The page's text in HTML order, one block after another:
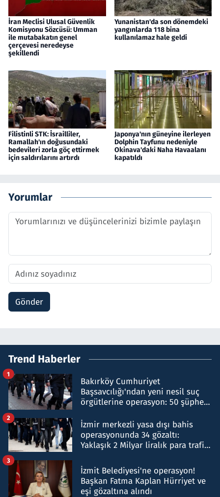
İran Meclisi Ulusal Güvenlik
Komisyonu Sözcüsü: Umman
ile mutabakatın genel
çerçevesi neredeyse
şekillendi
Yunanistan'da son dönemdeki
yangınlarda 118 bina
kullanılamaz hale geldi
Filistinli STK: İsrailliler,
Ramallah'ın doğusundaki
bedevileri zorla göç ettirmek
için saldırılarını artırdı
Japonya'nın güneyine ilerleyen
Dolphin Tayfunu nedeniyle
Okinava'daki Naha Havaalanı
kapatıldı
Yorumlar
Gönder
Trend Haberler
Bakırköy Cumhuriyet
Başsavcılığı'ndan yeni nesil suç
örgütlerine operasyon: 50 şüpheli
1
İzmir merkezli yasa dışı bahis
operasyonunda 34 gözaltı:
Yaklaşık 2 Milyar liralık para trafiği
2
İzmit Belediyesi'ne operasyon!
Başkan Fatma Kaplan Hürriyet ve
eşi gözaltına alındı
3